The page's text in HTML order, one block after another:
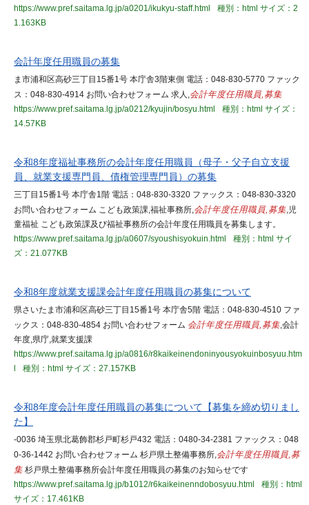
https://www.pref.saitama.lg.jp/a0201/ikukyu-staff.html
種別：html サイズ：2
1.163KB
会計年度任用職員の募集
ま市浦和区高砂三丁目15番1号 本庁舎3階東側 電話：048-830-5770 ファック
ス：048-830-4914 お問い合わせフォーム 求人,会計年度任用職員,募集
https://www.pref.saitama.lg.jp/a0212/kyujin/bosyu.html
種別：html サイズ：
14.57KB
令和8年度福祉事務所の会計年度任用職員（母子・父子自立支援
員、就業支援専門員、債権管理専門員）の募集
三丁目15番1号 本庁舎1階 電話：048-830-3320 ファックス：048-830-3320
お問い合わせフォーム こども政策課,福祉事務所,会計年度任用職員,募集,児
童福祉 こども政策課及び福祉事務所の会計年度任用職員を募集します。
https://www.pref.saitama.lg.jp/a0607/syoushisyokuin.html
種別：html サイ
ズ：21.077KB
令和8年度就業支援課会計年度任用職員の募集について
県さいたま市浦和区高砂三丁目15番1号 本庁舎5階 電話：048-830-4510 ファ
ックス：048-830-4854 お問い合わせフォーム 会計年度任用職員,募集,会計
年度,県庁,就業支援課
https://www.pref.saitama.lg.jp/a0816/r8kaikeinendoninyousyokuinbosyuu.htm
種別：html サイズ：27.157KB
令和8年度会計年度任用職員の募集について【募集を締め切りまし
た】
-0036 埼玉県北葛飾郡杉戸町杉戸432 電話：0480-34-2381 ファックス：048
0-36-1442 お問い合わせフォーム 杉戸県土整備事務所,会計年度任用職員,募
集 杉戸県土整備事務所会計年度任用職員の募集のお知らせです
https://www.pref.saitama.lg.jp/b1012/r6kaikeinenndobosyuu.html
種別：html
サイズ：17.461KB